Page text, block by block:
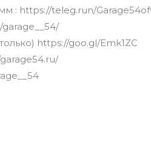
: https://teleg.run/
https://goo.gl/Emk1ZC